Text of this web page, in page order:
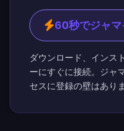
60秒でジャマ
ダウンロード、インス
ーにすぐに接続。ジャ
セスに登録の壁はあり